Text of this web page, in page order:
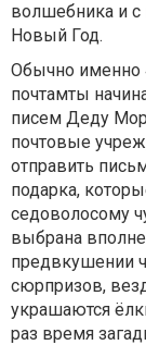
волшебника и
Новый Год.
Обычно именно
почтамты
писем Деду
почтовые
отправить
подарка,
седоволосому
выбрана
предвкушении
сюрпризов,
украшаются
раз время